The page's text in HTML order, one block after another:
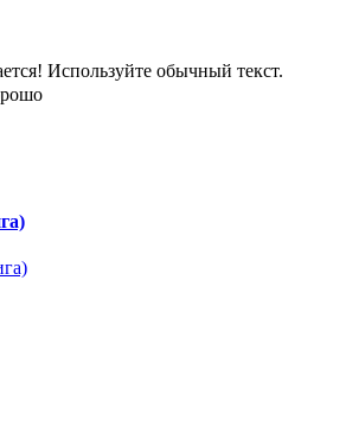
Используйте обычный текст.